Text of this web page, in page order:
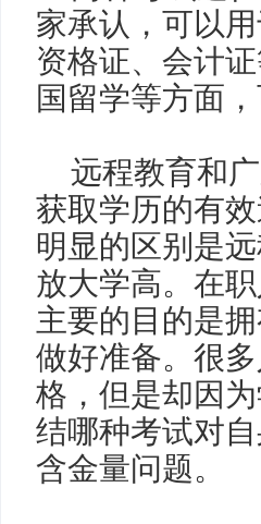
家承认，可以
资格证、会计
国留学等方面
远程教育和
获取学历的有
明显的区别是
放大学高。在
主要的目的是
做好准备。很
格，但是却因
结哪种考试对
含金量问题。